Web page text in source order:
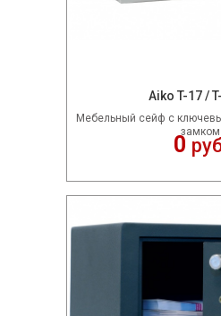
Aiko T-17 /
Мебельный сейф c
замком
0